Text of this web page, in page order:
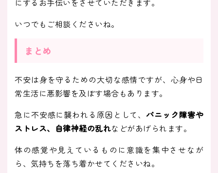
にするお手伝いをさせていただきます。
いつでもご相談くださいね。
まとめ
不安は身を守るための大切な感情ですが、心身や日
常生活に悪影響を及ぼす場合もあります。
急に不安感に襲われる原因として、 パニック障害や
ストレス、自律神経の乱れなどがあげられます。
体の感覚や見えているものに意識を集中させなが
ら、気持ちを落ち着かせてくださいね。